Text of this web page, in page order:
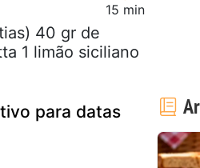
15 min
40 gr de
1 limão siciliano
para datas